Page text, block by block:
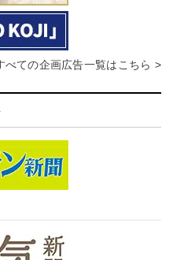
べての企画広告一覧はこちら >